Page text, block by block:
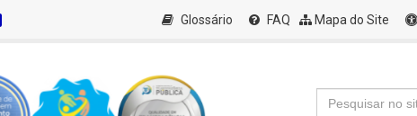
Glossário FAQ Mapa do Site